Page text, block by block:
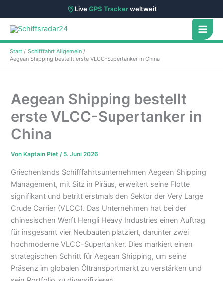
LiveGPS Trackerweltweit
Zum
Inhalt
springen
Start
Schifffahrt Allgemein
Aegean Shipping bestellt erste VLCC-Supertanker in China
Aegean Shipping bestellt
erste VLCC-Supertanker in
China
Von Kaptain Piet/ 5. Juni 2026
Griechenlands Schifffahrtsunternehmen Aegean Shipping
Management, mit Sitz in Piräus, erweitert seine Flotte
signifikant und betritt erstmals den Sektor der Very Large
Crude Carrier (VLCC). Das Unternehmen hat bei der
chinesischen Werft Hengli Heavy Industries einen Auftrag
für insgesamt vier Neubauten platziert, darunter zwei
hochmoderne VLCC-Supertanker. Dies markiert einen
strategischen Schritt für Aegean Shipping, um seine
Präsenz im globalen Öltransportmarkt zu verstärken und